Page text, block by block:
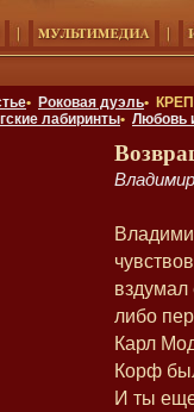
• Роковая дуэль•
лабиринты• Любовь
вздумал
либо
Карл
Корф
И ты